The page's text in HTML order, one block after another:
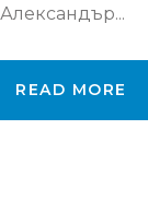
Александър...
READ MORE